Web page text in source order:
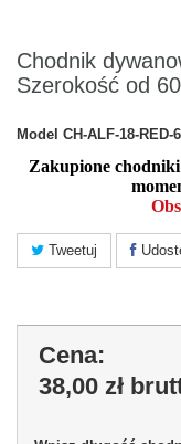
Chodnik
Szerokość od
Model CH-ALF-18-RED-
Zakupione
Tweetuj
Cena:
38,00 zł